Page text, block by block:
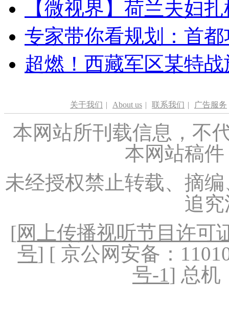
【微视界】荷兰夫妇
专家带你看规划：首
超燃！西藏军区某特
关于我们 | About us | 联系我们 | 广告服务
本网站所刊载信息，不
本网站稿
未经授权禁止转载、摘
追
[网上传播视听节目许可
号] [ 京公网安备：
号-1] 总机